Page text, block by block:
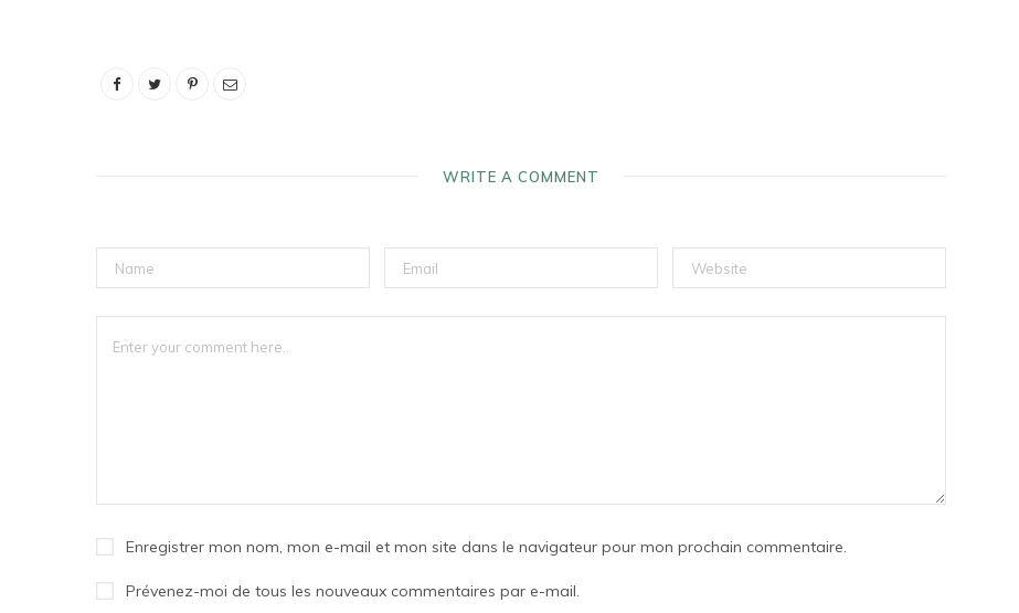
WRITE A COMMENT
Enregistrer mon nom, mon e-mail et mon site dans le navigateur pour mon prochain commentaire.
Prévenez-moi de tous les nouveaux commentaires par e-mail.